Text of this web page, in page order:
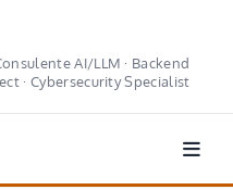
AI/LLM · Backend
· Cybersecurity Specialist